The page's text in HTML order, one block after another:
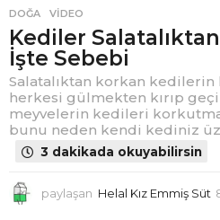
DOĞA ,VIDEO
Kediler
İşte Sebebi
Salatalıktan korkan
herkesi gülmekten kırıp
meyvelerin kedileri
bunu neden kendi kediniz
3 dakikada okuyabilirsin
paylaşan Helal Kız Emmiş Süt